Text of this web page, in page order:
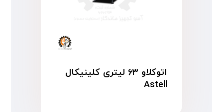
اتوکلاو ۶۳ لیتری کلینیکال
Astell